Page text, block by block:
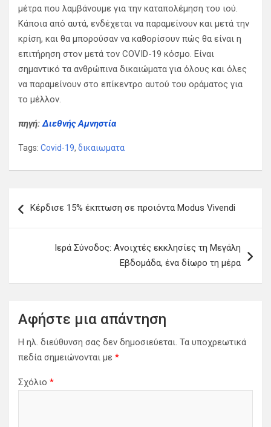
μέτρα που λαμβάνουμε για την καταπολέμηση του ιού.
Κάποια από αυτά, ενδέχεται να παραμείνουν και μετά την
κρίση, και θα μπορούσαν να καθορίσουν πώς θα είναι η
επιτήρηση στον μετά τον COVID-19 κόσμο. Είναι
σημαντικό τα ανθρώπινα δικαιώματα για όλους και όλες
να παραμείνουν στο επίκεντρο αυτού του οράματος για
το μέλλον.
πηγή:Διεθνής Αμνηστία
Tags: Covid-19, δικαιωματα
Κέρδισε 15% έκπτωση σε προιόντα Modus Vivendi
Ιερά Σύνοδος: Ανοιχτές εκκλησίες τη Μεγάλη
Εβδομάδα, ένα δίωρο τη μέρα
Αφήστε μια απάντηση
Η ηλ. διεύθυνση σας δεν δημοσιεύεται. Τα υποχρεωτικά
πεδία σημειώνονται με *
Σχόλιο *